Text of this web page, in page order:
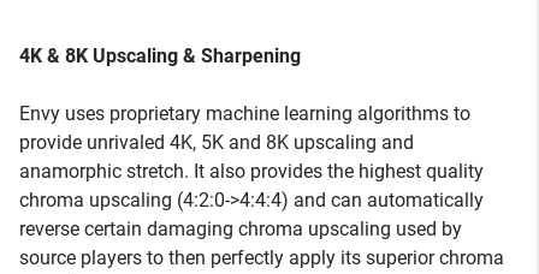
4K & 8K Upscaling & Sharpening
Envy uses proprietary machine learning algorithms to
provide unrivaled 4K, 5K and 8K upscaling and
anamorphic stretch. It also provides the highest quality
chroma upscaling (4:2:0->4:4:4) and can automatically
reverse certain damaging chroma upscaling used by
source players to then perfectly apply its superior chroma